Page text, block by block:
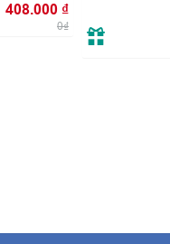
408.000 ₫
0₫